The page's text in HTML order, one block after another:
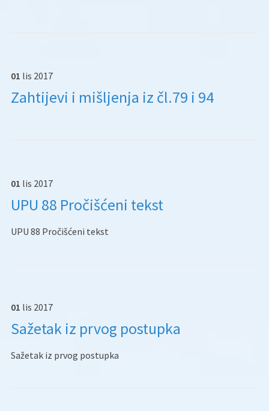
01 lis 2017
Zahtijevi i mišljenja iz čl.79 i 94
01 lis 2017
UPU 88 Pročišćeni tekst
UPU 88 Pročišćeni tekst
01 lis 2017
Sažetak iz prvog postupka
Sažetak iz prvog postupka